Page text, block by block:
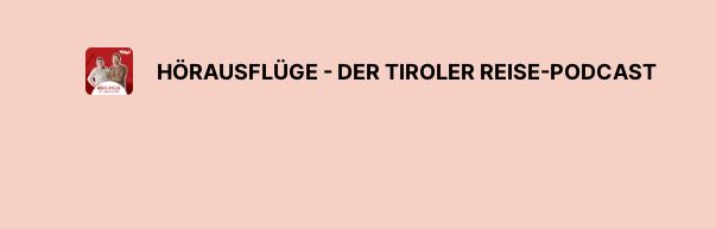
HÖRAUSFLÜGE - DER TIROLER REISE-PODCAST